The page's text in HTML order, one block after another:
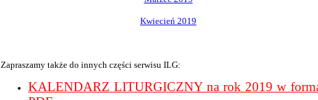
Kwiecień 2019
Zapraszamy także do innych części serwisu ILG:
KALENDARZ LITURGICZNY na rok 2019 w